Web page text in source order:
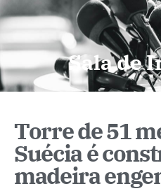
Sala de
Torre de 51
Suécia é
madeira